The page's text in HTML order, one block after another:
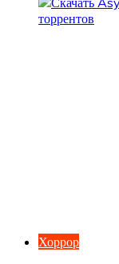
Хоррор